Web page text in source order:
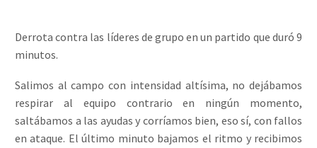
Derrota contra las líderes de grupo en un partido que duró 9
minutos.
Salimos al campo con intensidad altísima, no dejábamos
respirar al equipo contrario en ningún momento,
saltábamos a las ayudas y corríamos bien, eso sí, con fallos
en ataque. El último minuto bajamos el ritmo y recibimos